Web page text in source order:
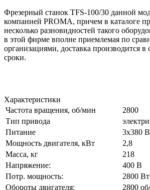
Фрезерный станок TFS-100/30 данной
компанией PROMA, причем в каталоге
несколько разновидностей такого
в этой фирме вполне приемлемая по
организациями, доставка производится
сроки.
Характеристики
Частота вращения, об/мин
2800
Тип привода
Питание
3х380 В
Мощность двигателя, кВт
2,8
Масса, кг
218
Напряжение:
400 В
Потр. мощность:
2800 Вт
Обороты двигателя:
2800